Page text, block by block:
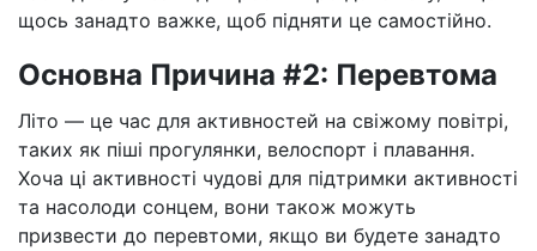
щось занадто важке, щоб підняти це самостійно.
Основна Причина #2: Перевтома
Літо — це час для активностей на свіжому повітрі,
таких як піші прогулянки, велоспорт і плавання.
Хоча ці активності чудові для підтримки активності
та насолоди сонцем, вони також можуть
призвести до перевтоми, якщо ви будете занадто